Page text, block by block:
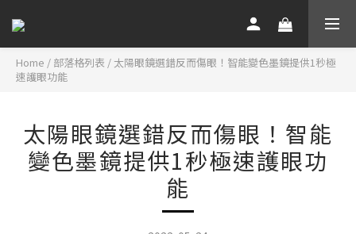
Home / 部落格列表 / 太陽眼鏡選錯反而傷眼！智能變色墨鏡提供1秒極
速護眼功能
太陽眼鏡選錯反而傷眼！智能
變色墨鏡提供1秒極速護眼功
能